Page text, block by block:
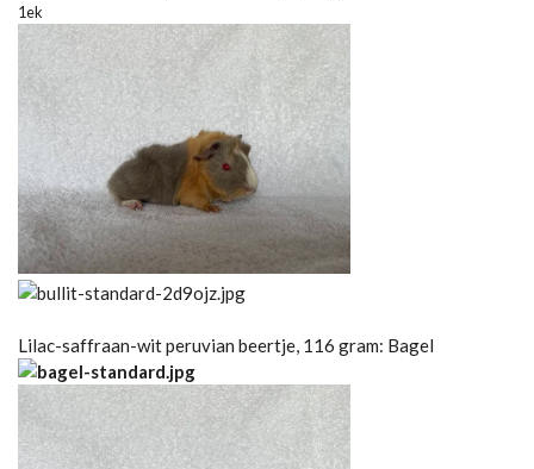
1ek
Lilac-saffraan-wit peruvian beertje, 116 gram: Bagel